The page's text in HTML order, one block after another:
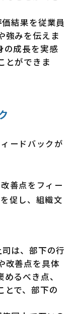
価結果を従業員
強みを伝えま
の成長を実感
とができま
ードバックが
善点をフィー
促し、組織文
司は、部下の行
改善点を具体
るべき点、
とで、部下の